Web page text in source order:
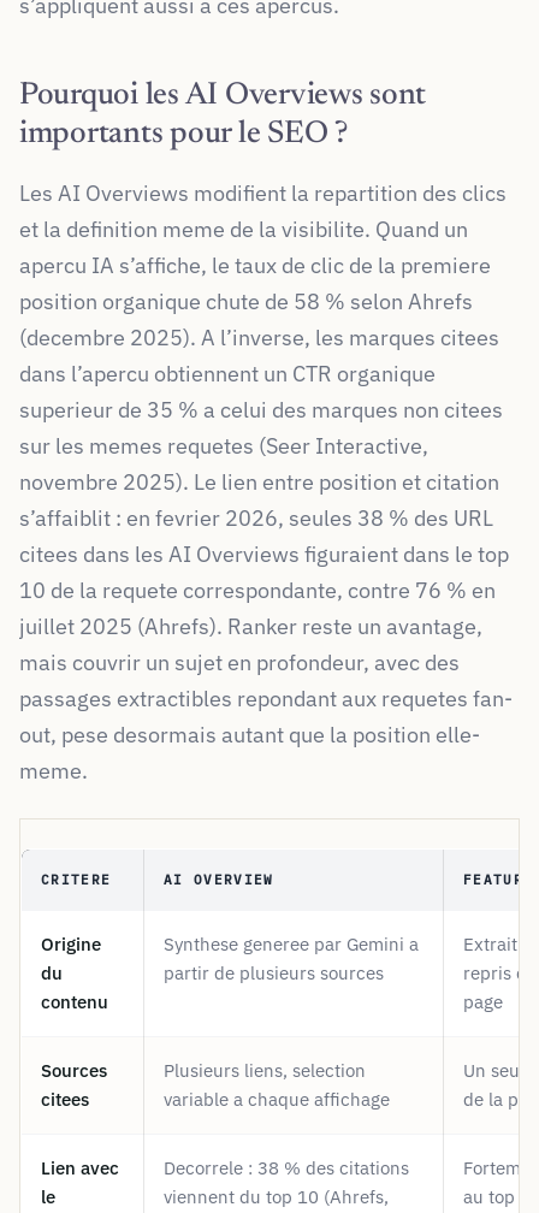
s’appliquent aussi a ces apercus.
Pourquoi les AI Overviews sont
importants pour le SEO ?
Les AI Overviews modifient la repartition des clics
et la definition meme de la visibilite. Quand un
apercu IA s’affiche, le taux de clic de la premiere
position organique chute de 58 % selon Ahrefs
(decembre 2025). A l’inverse, les marques citees
dans l’apercu obtiennent un CTR organique
superieur de 35 % a celui des marques non citees
sur les memes requetes (Seer Interactive,
novembre 2025). Le lien entre position et citation
s’affaiblit : en fevrier 2026, seules 38 % des URL
citees dans les AI Overviews figuraient dans le top
10 de la requete correspondante, contre 76 % en
juillet 2025 (Ahrefs). Ranker reste un avantage,
mais couvrir un sujet en profondeur, avec des
passages extractibles repondant aux requetes fan-
out, pese desormais autant que la position elle-
meme.
CRITERE AI OVERVIEW
Origine
du
contenu
Synthese generee par Gemini a
partir de plusieurs sources
Extrait
repris
page
Sources
citees
Plusieurs liens, selection
variable a chaque affichage
Un seul
de la
Lien avec
le
Decorrele : 38 % des citations
viennent du top 10 (Ahrefs,
au top